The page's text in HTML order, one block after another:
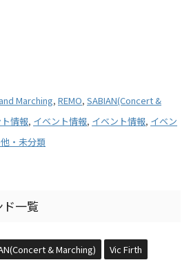
Marching, REMO, SABIAN(Concert &
情報, イベント情報, イベント情報, イベン
・未分類
一覧
& Marching) Vic Firth